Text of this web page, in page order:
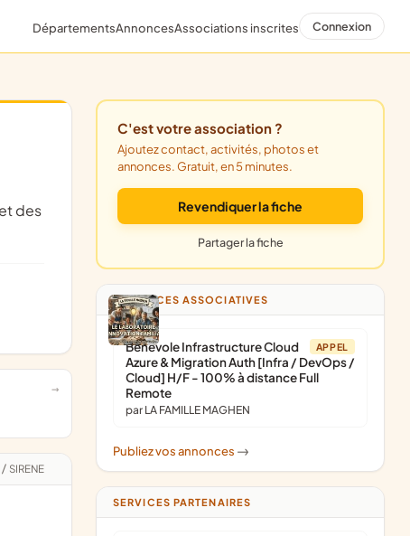
DépartementsAnnoncesAssociations inscrites Connexion
/ SIRENE
C'est votre association ?
Ajoutez contact, activités, photos et
annonces. Gratuit, en 5 minutes.
Revendiquer la fiche
Partager la fiche
ANNONCES ASSOCIATIVES
APPEL
Bénévole Infrastructure Cloud
Azure & Migration Auth [Infra / DevOps /
Cloud] H/F - 100% à distance Full
Remote
par LA FAMILLE MAGHEN
Publiez vos annonces ->
SERVICES PARTENAIRES